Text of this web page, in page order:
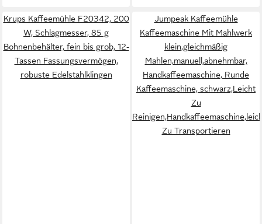
Krups Kaffeemühle F20342, 200
W, Schlagmesser, 85 g
Bohnenbehälter, fein bis grob, 12-
Tassen Fassungsvermögen,
robuste Edelstahlklingen
Jumpeak Kaffeemühle
Kaffeemaschine Mit Mahlwerk
klein,gleichmäßig
Mahlen,manuell,abnehmbar,
Handkaffeemaschine, Runde
Kaffeemaschine, schwarz,Leicht
Zu
Zu Transportieren